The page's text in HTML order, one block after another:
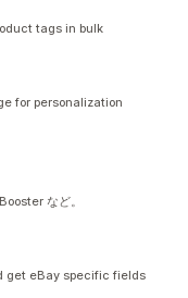
tags in bulk
for personalization
など。
get eBay specific fields